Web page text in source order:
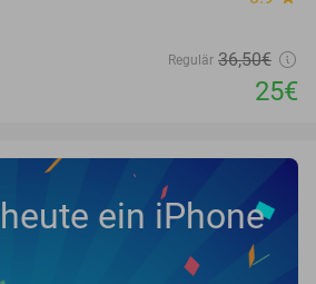
Regulär 36,50€
25€
ein iPhone